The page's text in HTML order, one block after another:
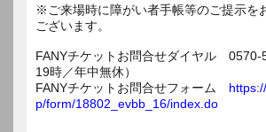
※ご来場時に障がい者手帳等のご提示を
ございます。
FANYチケットお問合せダイヤル 0570-
19時／年中無休）
FANYチケットお問合せフォーム
p/form/18802_evbb_16/index.do